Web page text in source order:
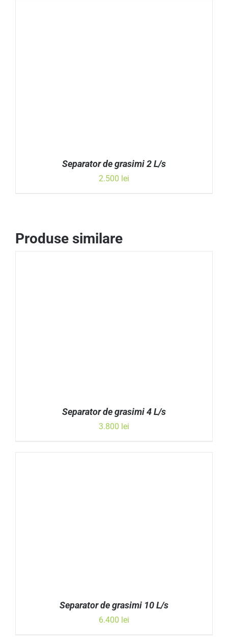
Separator de grasimi 2 L/s
2.500 lei
Produse similare
Separator de grasimi 4 L/s
3.800 lei
Separator de grasimi 10 L/s
6.400 lei